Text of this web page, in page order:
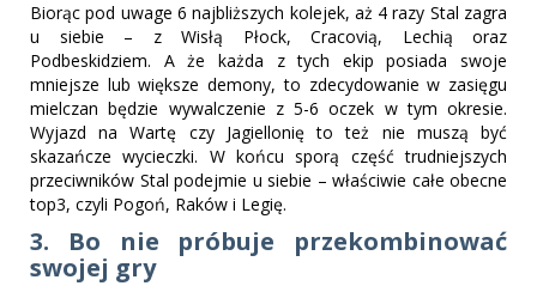
Biorąc pod uwage 6 najbliższych kolejek, aż 4 razy Stal zagra
u siebie – z Wisłą Płock, Cracovią, Lechią oraz
Podbeskidziem. A że każda z tych ekip posiada swoje
mniejsze lub większe demony, to zdecydowanie w zasięgu
mielczan będzie wywalczenie z 5-6 oczek w tym okresie.
Wyjazd na Wartę czy Jagiellonię to też nie muszą być
skazańcze wycieczki. W końcu sporą część trudniejszych
przeciwników Stal podejmie u siebie – właściwie całe obecne
top3, czyli Pogoń, Raków i Legię.
3. Bo nie próbuje przekombinować
swojej gry